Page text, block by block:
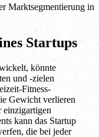
Marktsegmentierung in
Startups
könnte
und -zielen
Fitness-
Gewicht verlieren
einzigartigen
kann das Startup
die bei jeder